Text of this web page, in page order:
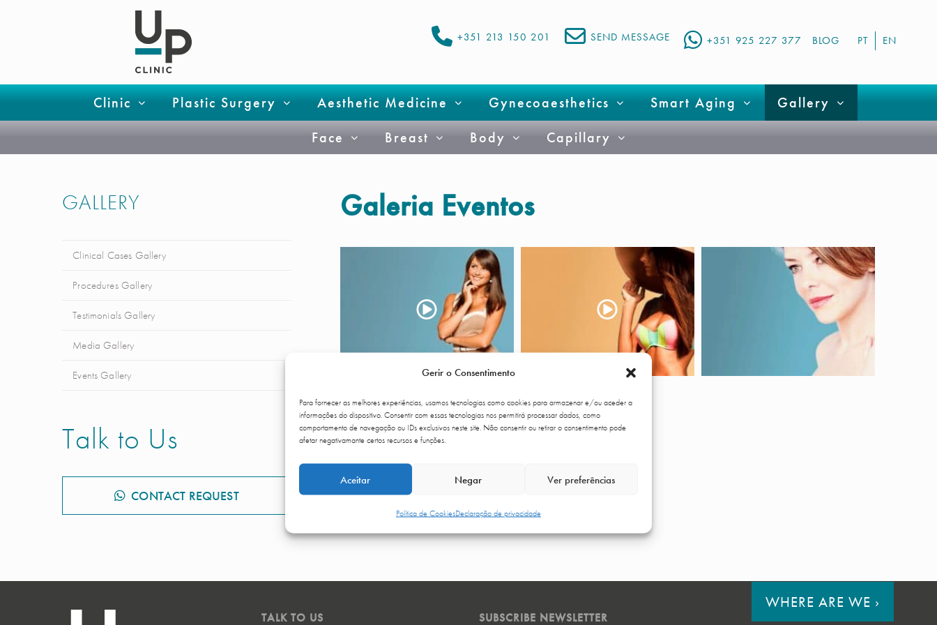
Gerir o Consentimento
Para fornecer as melhores experiências, usamos tecnologias como cookies para armazenar e/ou aceder a
informações do dispositivo. Consentir com essas tecnologias nos permitirá processar dados, como
comportamento de navegação ou IDs exclusivos neste site. Não consentir ou retirar o consentimento pode
afetar negativamante certos recursos e funções.
Aceitar Negar Ver preferências
Política de CookiesDeclaração de privacidade
PT EN
BLOG
+351 925 227 377
SEND MESSAGE
+351 213 150 201
Clinic Plastic Surgery Aesthetic Medicine Gynecoaesthetics Smart Aging
Gallery
Face
Breast Body Capillary
GALLERY
Clinical Cases Gallery
Procedures Gallery
Testimonials Gallery
Media Gallery
Events Gallery
Talk to Us
CONTACT REQUEST
Galeria Eventos
TALK TO US SUBSCRIBE NEWSLETTER
WHERE ARE WE ›